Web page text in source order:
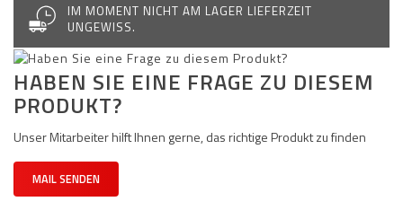
IM MOMENT NICHT AM LAGER LIEFERZEIT
UNGEWISS.
HABEN SIE EINE FRAGE ZU DIESEM
PRODUKT?
Unser Mitarbeiter hilft Ihnen gerne, das richtige Produkt zu finden
MAIL SENDEN